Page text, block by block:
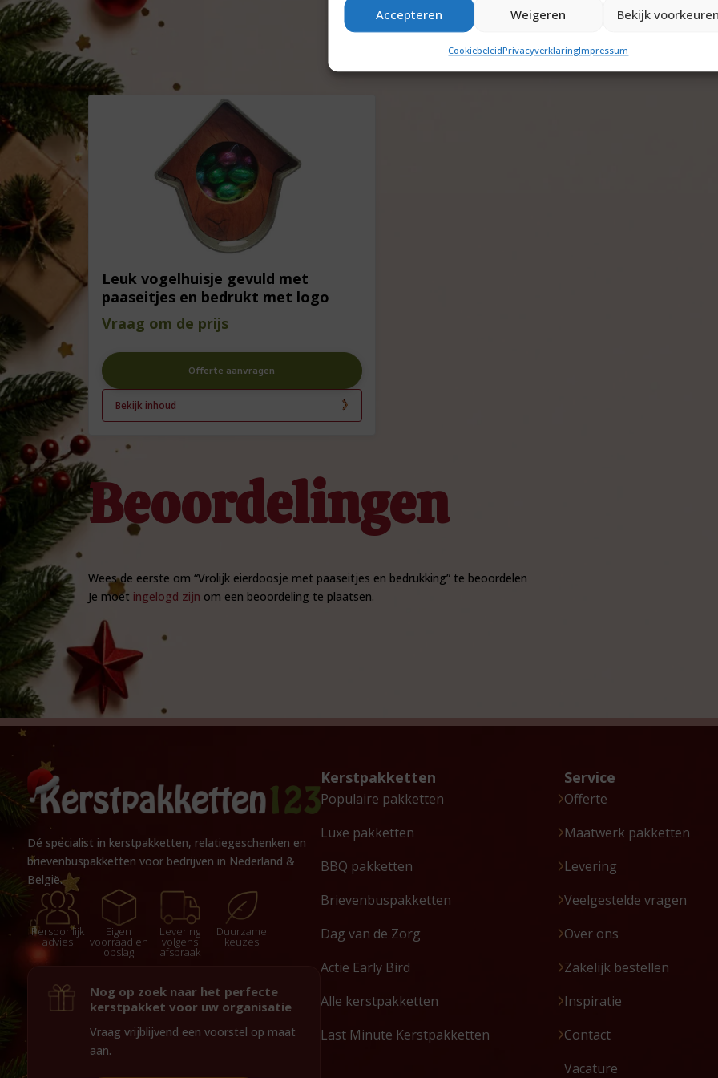
Accepteren Weigeren Bekijk
CookiebeleidPrivacyverklaringImpressum
Leuk vogelhuisje gevuld met
paaseitjes en bedrukt met logo
Vraag om de prijs
Offerte aanvragen
Bekijk inhoud
Beoordelingen
Wees de eerste om “Vrolijk eierdoosje met paaseitjes en bedrukking” te beoordelen
Je moet ingelogd zijn om een beoordeling te plaatsen.
Dé specialist in kerstpakketten, relatiegeschenken en
brievenbuspakketten voor bedrijven in Nederland &
België.
Persoonlijk
advies
Eigen
voorraad en
opslag
Levering
volgens
afspraak
Duurzame
keuzes
Nog op zoek naar het perfecte
kerstpakket voor uw organisatie
Vraag vrijblijvend een voorstel op maat
aan.
Kerstpakketten
Populaire pakketten
Luxe pakketten
BBQ pakketten
Brievenbuspakketten
Dag van de Zorg
Actie Early Bird
Alle kerstpakketten
Last Minute Kerstpakketten
Service
Offerte
Maatwerk pakketten
Levering
Veelgestelde vragen
Over ons
Zakelijk bestellen
Inspiratie
Contact
Vacature